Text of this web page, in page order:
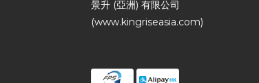
景升 (亞洲) 有限公司
(www.kingriseasia.com)